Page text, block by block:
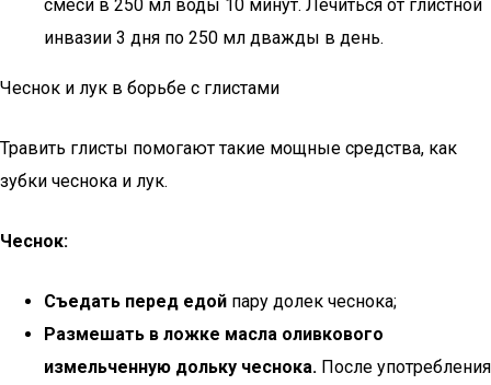
смеси в 250 мл воды 10 минут. Лечиться от глистной
инвазии 3 дня по 250 мл дважды в день.
Чеснок и лук в борьбе с глистами
Травить глисты помогают такие мощные средства, как
зубки чеснока и лук.
Чеснок:
Съедать перед едой пару долек чеснока;
Размешать в ложке масла оливкового
измельченную дольку чеснока. После употребления